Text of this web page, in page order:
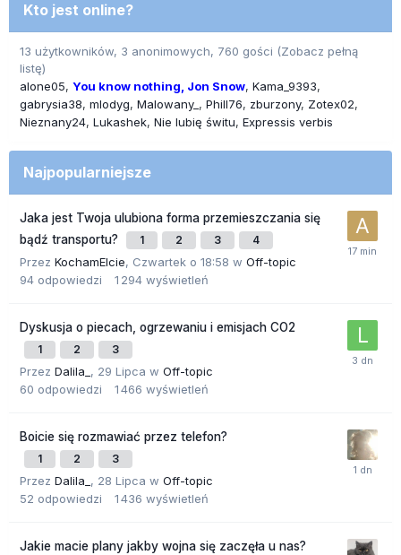
Kto jest online?
13 użytkowników, 3 anonimowych, 760 gości (Zobacz pełną
listę)
alone05 You know nothing, Jon Snow Kama_9393
gabrysia38 mlodyg Malowany_ Phill76 zburzony Zotex02
Nieznany24 Lukashek Nie lubię świtu Expressis verbis
Najpopularniejsze
Jaka jest Twoja ulubiona forma przemieszczania się
bądź transportu?
1 2 3 4
Przez KochamElcie, Czwartek o 18:58 w Off-topic
94 odpowiedzi 1 294 wyświetleń
Dyskusja o piecach, ogrzewaniu i emisjach CO2
1 2 3
Przez Dalila_ , 29 Lipca w Off-topic
60 odpowiedzi 1 466 wyświetleń
Boicie się rozmawiać przez telefon?
1 2 3
Przez Dalila_ , 28 Lipca w Off-topic
52 odpowiedzi 1 436 wyświetleń
Jakie macie plany jakby wojna się zaczęła u nas?